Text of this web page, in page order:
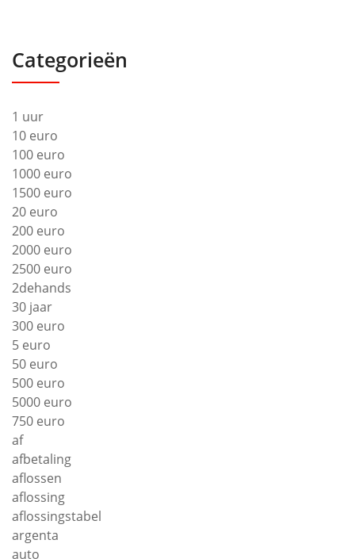
Categorieën
1 uur
10 euro
100 euro
1000 euro
1500 euro
20 euro
200 euro
2000 euro
2500 euro
2dehands
30 jaar
300 euro
5 euro
50 euro
500 euro
5000 euro
750 euro
af
afbetaling
aflossen
aflossing
aflossingstabel
argenta
auto